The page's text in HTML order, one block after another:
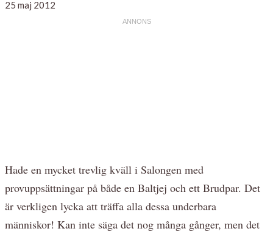
25 maj 2012
Hade en mycket trevlig kväll i Salongen med
provuppsättningar på både en Baltjej och ett Brudpar. Det
är verkligen lycka att träffa alla dessa underbara
människor! Kan inte säga det nog många gånger, men det